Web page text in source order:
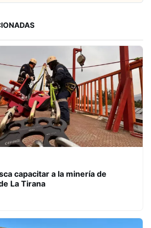
capacitar a la minería de
La Tirana